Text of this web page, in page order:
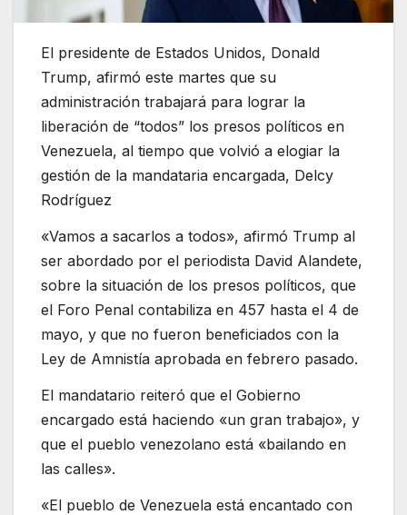
El presidente de Estados Unidos, Donald
Trump, afirmó este martes que su
administración trabajará para lograr la
liberación de “todos” los presos políticos en
Venezuela, al tiempo que volvió a elogiar la
gestión de la mandataria encargada, Delcy
Rodríguez
«Vamos a sacarlos a todos», afirmó Trump al
ser abordado por el periodista David Alandete,
sobre la situación de los presos políticos, que
el Foro Penal contabiliza en 457 hasta el 4 de
mayo, y que no fueron beneficiados con la
Ley de Amnistía aprobada en febrero pasado.
El mandatario reiteró que el Gobierno
encargado está haciendo «un gran trabajo», y
que el pueblo venezolano está «bailando en
las calles».
«El pueblo de Venezuela está encantado con